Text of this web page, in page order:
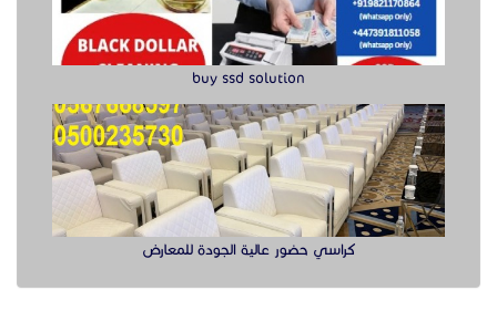
buy ssd solution
كراسي حضور عالية الجودة للمعارض